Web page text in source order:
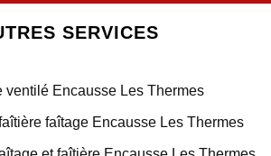
SERVICES
ventilé Encausse Les Thermes
faîtage Encausse Les Thermes